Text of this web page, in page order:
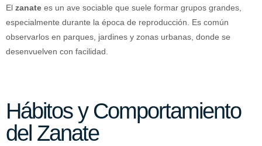
El zanate es un ave sociable que suele formar grupos grandes,
especialmente durante la época de reproducción. Es común
observarlos en parques, jardines y zonas urbanas, donde se
desenvuelven con facilidad.
Hábitos y Comportamiento
del Zanate